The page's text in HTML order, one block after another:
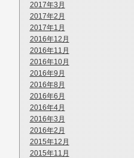
2017年3月
2017年2月
2017年1月
2016年12月
2016年11月
2016年10月
2016年9月
2016年8月
2016年6月
2016年4月
2016年3月
2016年2月
2015年12月
2015年11月